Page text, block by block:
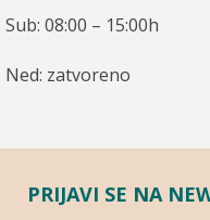
Sub: 08:00 – 15:00h
Ned: zatvoreno
PRIJAVI SE NA